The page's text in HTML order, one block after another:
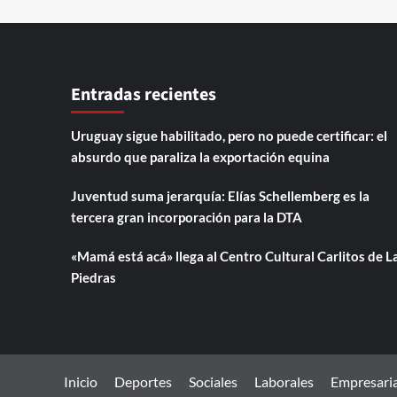
Entradas recientes
Uruguay sigue habilitado, pero no puede certificar: el
absurdo que paraliza la exportación equina
Juventud suma jerarquía: Elías Schellemberg es la
tercera gran incorporación para la DTA
«Mamá está acá» llega al Centro Cultural Carlitos de
Piedras
Inicio Deportes Sociales Laborales